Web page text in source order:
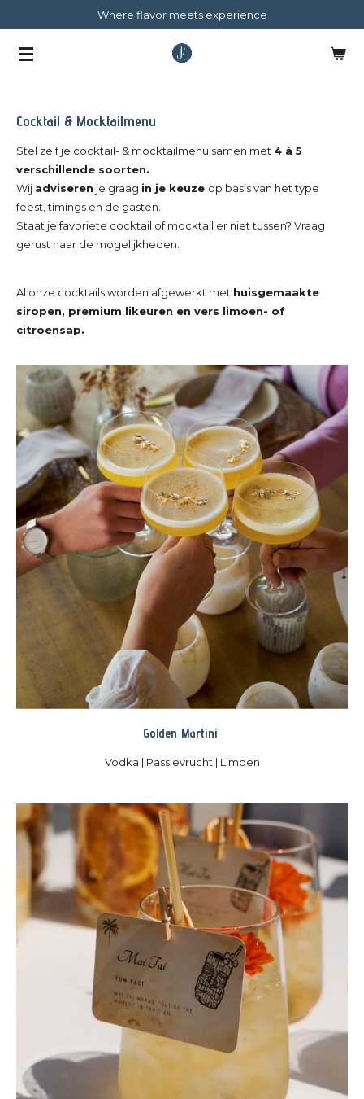
naar
Where flavor meets experience
Cocktail & Mocktailmenu
Stel zelf je cocktail- & mocktailmenu samen met 4 à 5
verschillende soorten.
Wij adviseren je graag in je keuze op basis van het type
feest, timings en de gasten.
Staat je favoriete cocktail of mocktail er niet tussen? Vraag
gerust naar de mogelijkheden.
Al onze cocktails worden afgewerkt met huisgemaakte
siropen, premium likeuren en vers limoen- of
citroensap.
Golden Martini
Vodka | Passievrucht | Limoen